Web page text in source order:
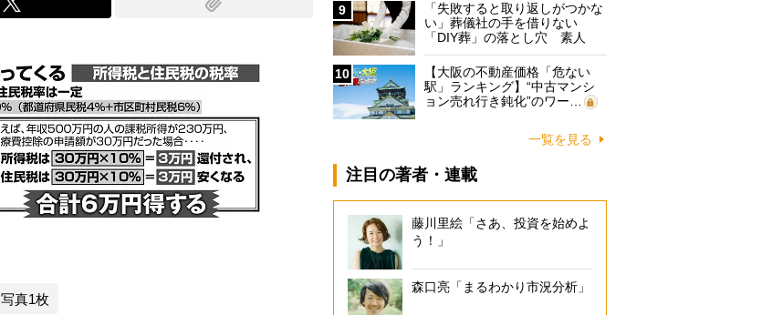
写真1枚
9
「失敗すると取り返しがつかな
い」葬儀社の手を借りない
「DIY葬」の落とし穴 素人
に…
10
【大阪の不動産価格「危ない
駅」ランキング】“中古マンシ
ョン売れ行き鈍化”のワー…
一覧を見る
注目の著者・連載
藤川里絵「さあ、投資を始めよ
う！」
森口亮「まるわかり市況分析」